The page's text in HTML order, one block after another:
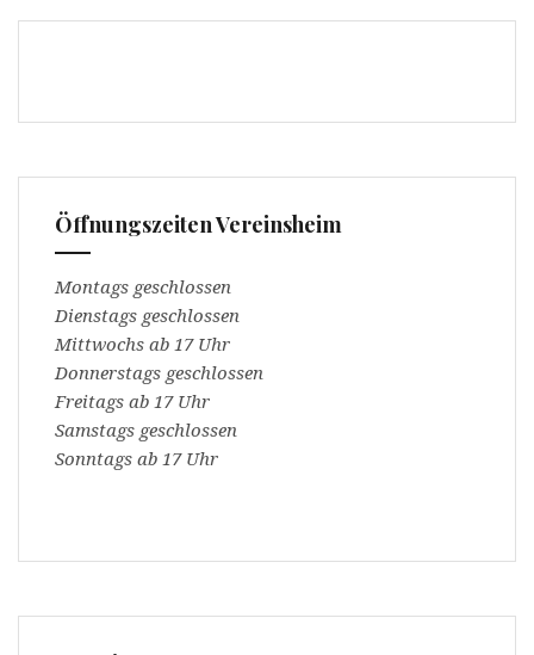
Öffnungszeiten Vereinsheim
Montags geschlossen
Dienstags geschlossen
Mittwochs ab 17 Uhr
Donnerstags geschlossen
Freitags ab 17 Uhr
Samstags geschlossen
Sonntags ab 17 Uhr